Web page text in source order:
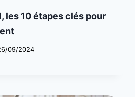
les 10 étapes clés pour
09/2024